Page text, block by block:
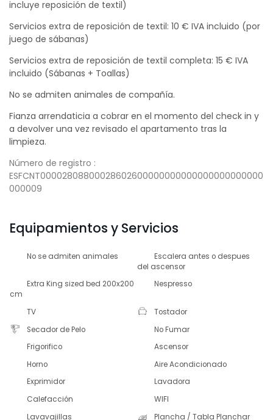
incluye reposición de textil)
Servicios extra de reposición de textil: 10 € IVA incluido (por
juego de sábanas)
Servicios extra de reposición de textil completa: 15 € IVA
incluido (Sábanas + Toallas)
No se admiten animales de compañía.
Fianza arrendaticia a cobrar en el momento del check in y
a devolver una vez revisado el apartamento tras la
limpieza.
Número de registro :
ESFCNT00002808800028602600000000000000000000000
000009
Equipamientos y Servicios
No se admiten animales
Escalera antes o despues
del ascensor
Extra King sized bed 200x200
cm
Nespresso
TV
Tostador
Secador de Pelo
No Fumar
Frigorifico
Ascensor
Horno
Aire Acondicionado
Exprimidor
Lavadora
Calefacción
WIFI
Lavavajillas
Plancha / Tabla Planchar